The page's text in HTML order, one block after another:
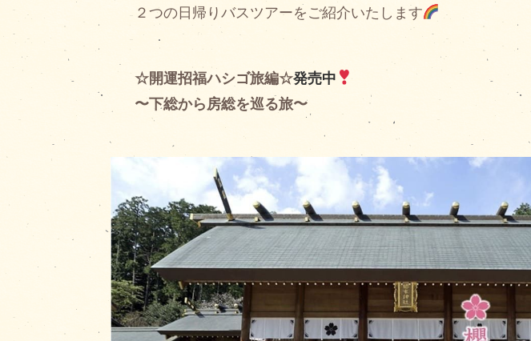
２つの日帰りバスツアーをご紹介いたします
☆開運招福ハシゴ旅編☆発売中
〜下総から房総を巡る旅〜